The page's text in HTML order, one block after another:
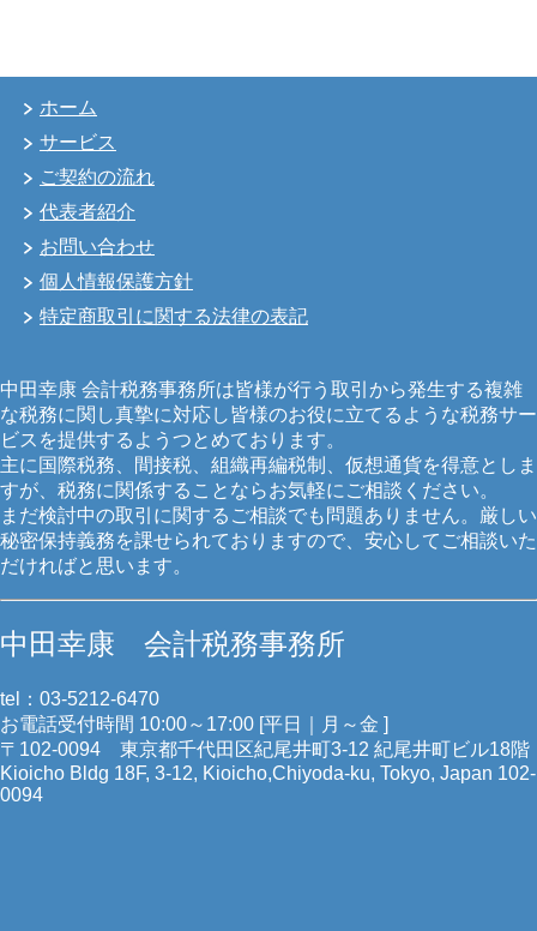
ホーム
サービス
ご契約の流れ
代表者紹介
お問い合わせ
個人情報保護方針
特定商取引に関する法律の表記
中田幸康 会計税務事務所は皆様が行う取引から発生する複雑
な税務に関し真摯に対応し皆様のお役に立てるような税務サー
ビスを提供するようつとめております。
主に国際税務、間接税、組織再編税制、仮想通貨を得意としま
すが、税務に関係することならお気軽にご相談ください。
まだ検討中の取引に関するご相談でも問題ありません。厳しい
秘密保持義務を課せられておりますので、安心してご相談いた
だければと思います。
中田幸康 会計税務事務所
tel：03-5212-6470
お電話受付時間 10:00～17:00 [平日｜月～金 ]
〒102-0094 東京都千代田区紀尾井町3-12 紀尾井町ビル18階
Kioicho Bldg 18F, 3-12, Kioicho,Chiyoda-ku, Tokyo, Japan 102-
0094